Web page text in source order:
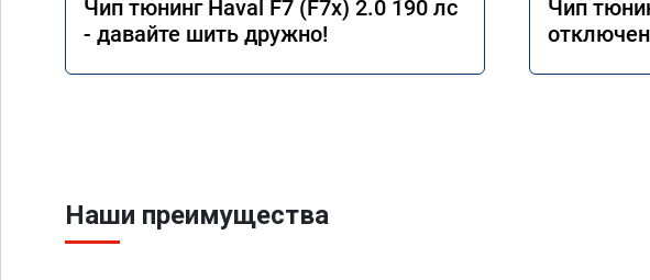
Чип тюнинг Haval F7 (F7x) 2.0 190 лс
- давайте шить дружно!
Чип
Наши преимущества